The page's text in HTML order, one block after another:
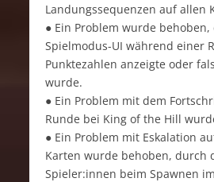
Landungssequenzen auf allen
● Ein Problem wurde
Spielmodus-UI während einer
Punktezahlen anzeigte oder
wurde.
● Ein Problem mit dem
Runde bei King of the Hill
● Ein Problem mit Eskalation
Karten wurde behoben, durch
Spieler:innen beim Spawnen